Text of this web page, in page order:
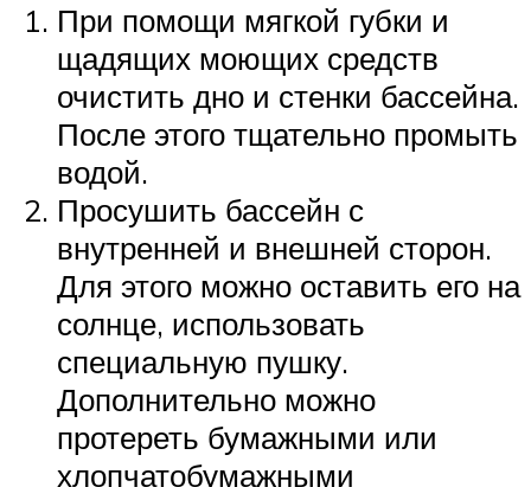
При помощи мягкой губки и
щадящих моющих средств
очистить дно и стенки бассейна.
После этого тщательно промыть
водой.
Просушить бассейн с
внутренней и внешней сторон.
Для этого можно оставить его на
солнце, использовать
специальную пушку.
Дополнительно можно
протереть бумажными или
хлопчатобумажными